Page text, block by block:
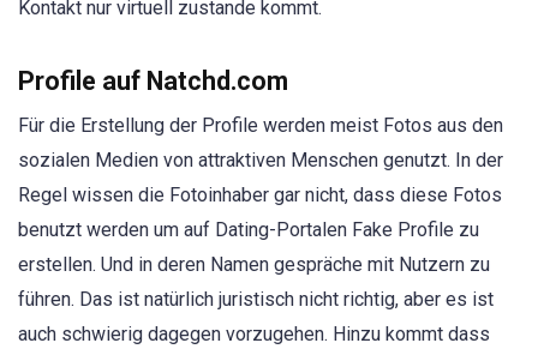
Kontakt nur virtuell zustande kommt.
Profile auf Natchd.com
Für die Erstellung der Profile werden meist Fotos aus den
sozialen Medien von attraktiven Menschen genutzt. In der
Regel wissen die Fotoinhaber gar nicht, dass diese Fotos
benutzt werden um auf Dating-Portalen Fake Profile zu
erstellen. Und in deren Namen gespräche mit Nutzern zu
führen. Das ist natürlich juristisch nicht richtig, aber es ist
auch schwierig dagegen vorzugehen. Hinzu kommt dass